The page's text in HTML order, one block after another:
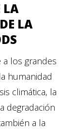
LA
LA
a los grandes
humanidad
climática, la
degradación
a la